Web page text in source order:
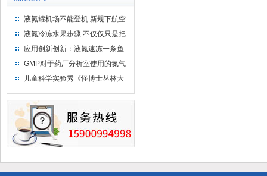
液氮罐机场不能登机 新规下航空
运输罐能否上飞机
液氮冷冻水果步骤 不仅仅只是把
水果扔到液氮中
应用创新创新：液氮速冻一条鱼
只需15分钟 保持活鲜一整年
GMP对于药厂分析室使用的氮气
钢瓶存放标准
儿童科学实验秀《怪博士丛林大
及